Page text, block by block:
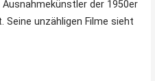
der 1950er
Seine unzähligen Filme sieht